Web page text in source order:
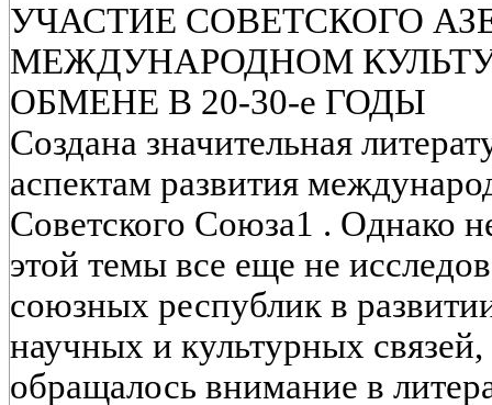
УЧАСТИЕ СОВЕТСКОГО
МЕЖДУНАРОДНОМ
ОБМЕНЕ В 20-30-е ГОДЫ
Создана значительная
аспектам развития
Советского Союза1 . Однако
этой темы все еще не
союзных республик в
научных и культурных
обращалось внимание в